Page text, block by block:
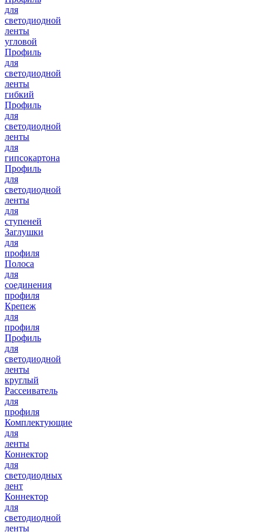
для
светодиодной
ленты
угловой
Профиль
для
светодиодной
ленты
гибкий
Профиль
для
светодиодной
ленты
для
гипсокартона
Профиль
для
светодиодной
ленты
для
ступеней
Заглушки
для
профиля
Полоса
для
соединения
профиля
Крепеж
для
профиля
Профиль
для
светодиодной
ленты
круглый
Рассеиватель
для
профиля
Комплектующие
для
ленты
Коннектор
для
светодиодных
лент
Коннектор
для
светодиодной
ленты